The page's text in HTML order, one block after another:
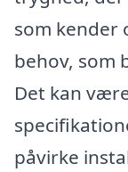
som kender
behov, som
Det kan
påvirke